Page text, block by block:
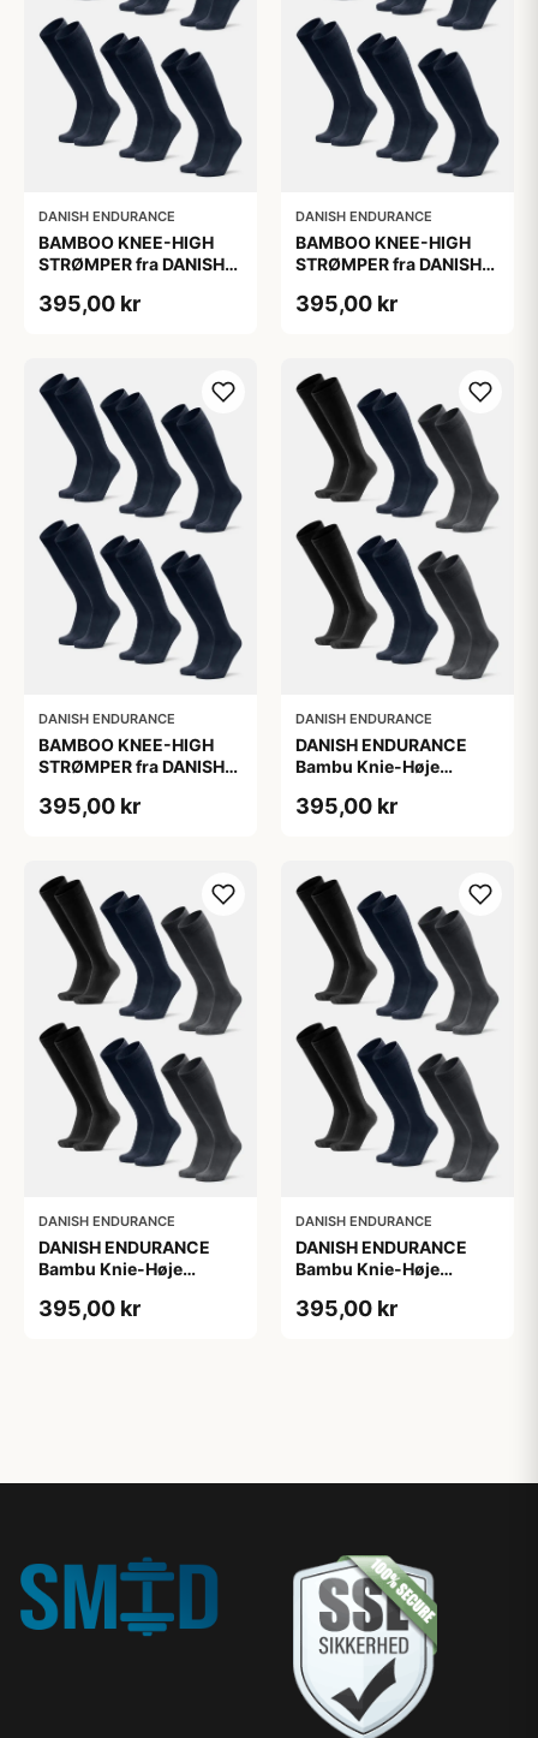
DANISH ENDURANCE
BAMBOO KNEE-HIGH
STRØMPER fra DANISH
6-Pak, Knæhøj, Bambus,
OEKO-TEX® STANDARD
100 cert.
395,00 kr
DANISH ENDURANCE
BAMBOO KNEE-HIGH
STRØMPER fra DANISH
6-Pak, Knæhøj, Bambus,
OEKO-TEX® STANDARD
100 cert.
395,00 kr
DANISH ENDURANCE
BAMBOO KNEE-HIGH
STRØMPER fra DANISH
6-Pak, Knæhøj, Bambus,
OEKO-TEX® STANDARD
100 cert.
395,00 kr
DANISH ENDURANCE
DANISH ENDURANCE
Bambu Knie-Høje
Navy Blå, 6-Pak
395,00 kr
DANISH ENDURANCE
DANISH ENDURANCE
Bambu Knie-Høje
Navy Blå, 6-Pak
395,00 kr
DANISH ENDURANCE
DANISH ENDURANCE
Bambu Knie-Høje
Navy Blå, 6-Pak
395,00 kr